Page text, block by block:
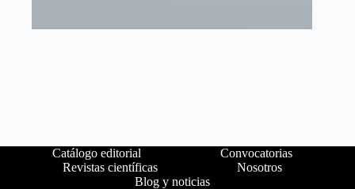
Catálogo editorial
Convocatorias
Revistas científicas
Nosotros
Blog y noticias